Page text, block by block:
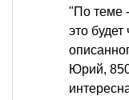
"По теме -
это
Юрий,